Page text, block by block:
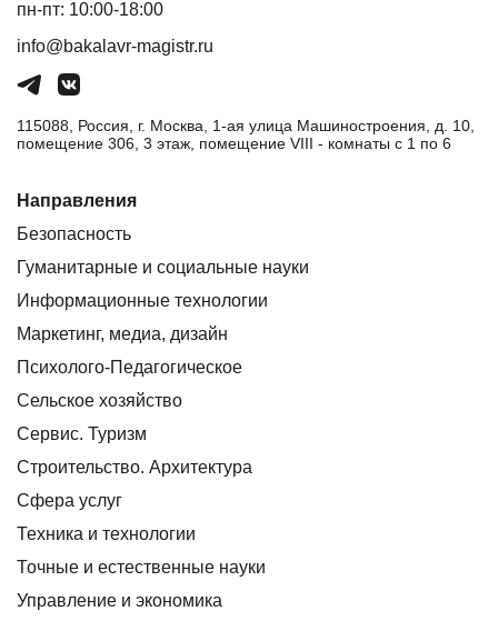
пн-пт: 10:00-18:00
info@bakalavr-magistr.ru
115088, Россия, г. Москва, 1-ая улица Машиностроения, д. 10,
помещение 306, 3 этаж, помещение VIII - комнаты с 1 по 6
Направления
Безопасность
Гуманитарные и социальные науки
Информационные технологии
Маркетинг, медиа, дизайн
Психолого-Педагогическое
Сельское хозяйство
Сервис. Туризм
Строительство. Архитектура
Сфера услуг
Техника и технологии
Точные и естественные науки
Управление и экономика